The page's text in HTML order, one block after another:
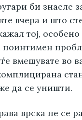
би знаеле
вчера и што
тој, особено
поинтимен
вмешувате во
да се уништи.
врска не се